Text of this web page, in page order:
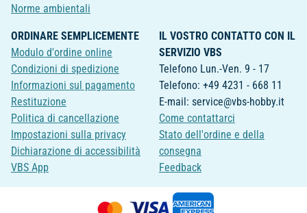
Norme ambientali
ORDINARE SEMPLICEMENTE
Modulo d'ordine online
Condizioni di spedizione
Informazioni sul pagamento
Restituzione
Politica di cancellazione
Impostazioni sulla privacy
Dichiarazione di accessibilità
VBS App
IL VOSTRO CONTATTO CON IL
SERVIZIO VBS
Telefono Lun.-Ven. 9 - 17
Telefono: +49 4231 - 668 11
E-mail: service@vbs-hobby.it
Come contattarci
Stato dell'ordine e della
consegna
Feedback